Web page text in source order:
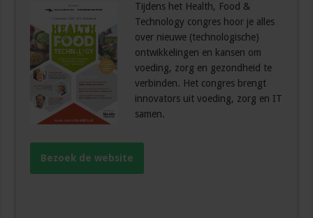
Tijdens het Health, Food &
Technology congres hoor je alles
over nieuwe (technologische)
ontwikkelingen en kansen om
voeding, zorg en gezondheid te
verbinden. Het congres brengt
innovators uit voeding, zorg en IT
samen.
Bezoek de website